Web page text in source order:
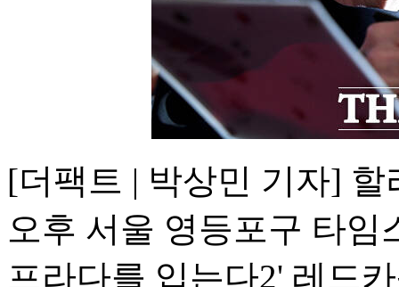
[더팩트 | 박상민 기자]
오후 서울 영등포구 타임
프라다를 입는다2' 레드